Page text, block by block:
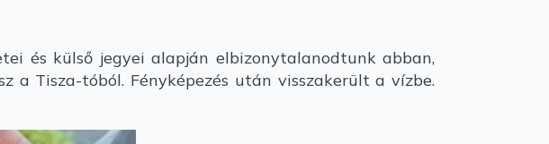
és külső jegyei alapján elbizonytalanodtunk abban,
a Tisza-tóból. Fényképezés után visszakerült a vízbe.